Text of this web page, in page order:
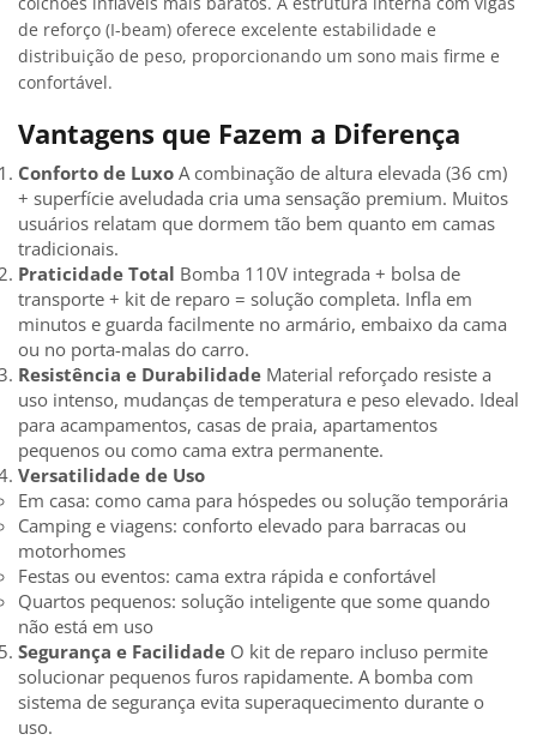
de reforço (I-beam) oferece excelente estabilidade e
distribuição de peso, proporcionando um sono mais firme e
confortável.
Vantagens que Fazem a Diferença
Conforto de Luxo A combinação de altura elevada (36 cm)
+ superfície aveludada cria uma sensação premium. Muitos
usuários relatam que dormem tão bem quanto em camas
tradicionais.
Praticidade Total Bomba 110V integrada + bolsa de
transporte + kit de reparo = solução completa. Infla em
minutos e guarda facilmente no armário, embaixo da cama
ou no porta-malas do carro.
Resistência e Durabilidade Material reforçado resiste a
uso intenso, mudanças de temperatura e peso elevado. Ideal
para acampamentos, casas de praia, apartamentos
pequenos ou como cama extra permanente.
Versatilidade de Uso
Em casa: como cama para hóspedes ou solução temporária
Camping e viagens: conforto elevado para barracas ou
motorhomes
Festas ou eventos: cama extra rápida e confortável
Quartos pequenos: solução inteligente que some quando
não está em uso
Segurança e Facilidade O kit de reparo incluso permite
solucionar pequenos furos rapidamente. A bomba com
sistema de segurança evita superaquecimento durante o
uso.